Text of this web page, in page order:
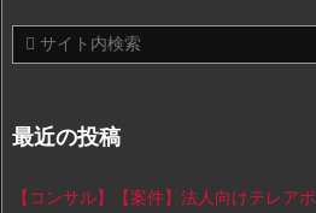
最近の投稿
【コンサル】【案件】法人向けテレアポ